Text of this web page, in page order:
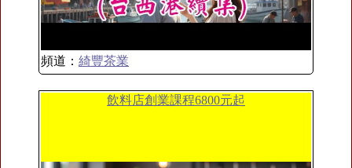
頻道： 綺豐茶業
飲料店創業課程6800元起